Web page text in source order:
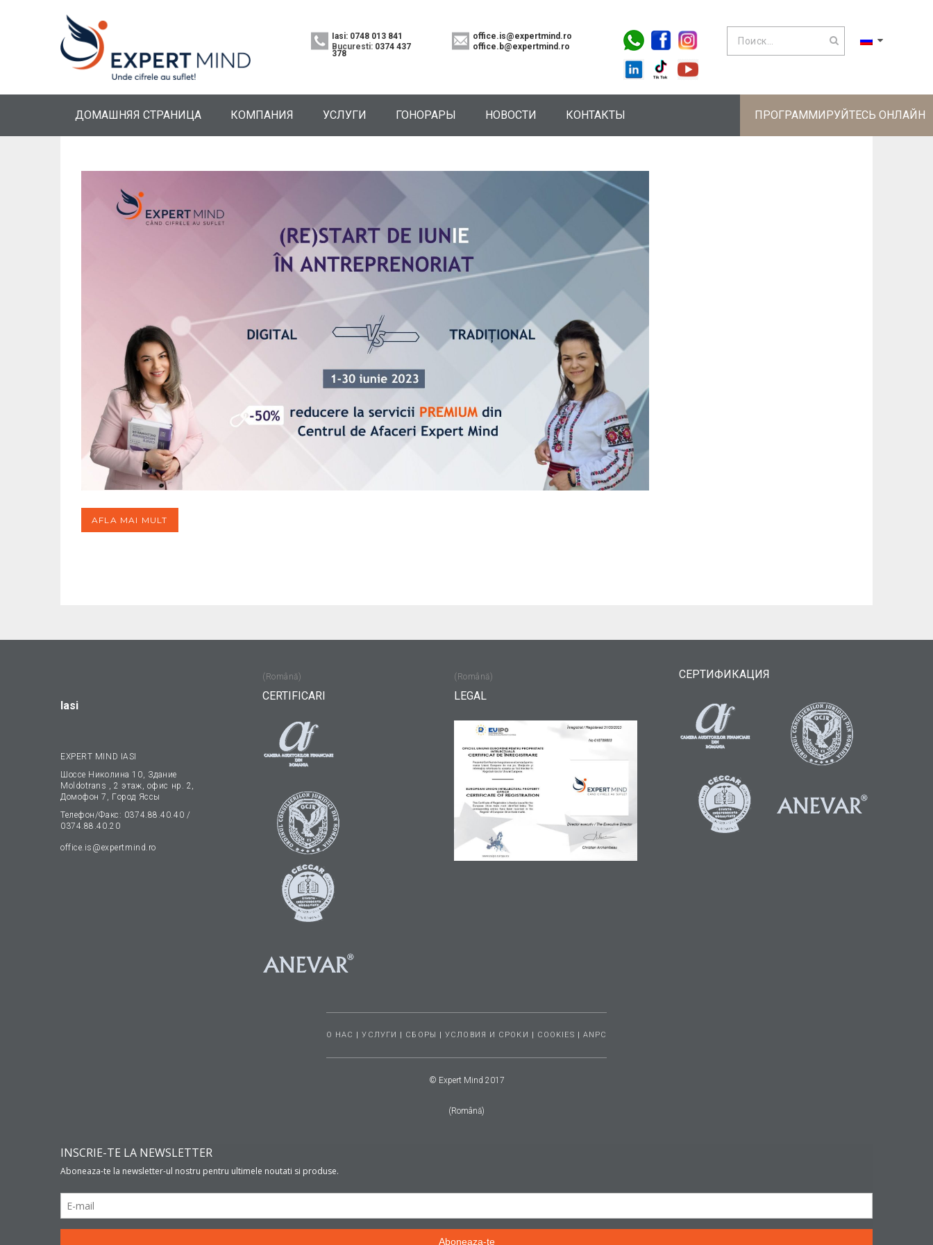
Iasi: 0748 013 841
Bucuresti: 0374 437
378
office.is@expertmind.ro
office.b@expertmind.ro
ДОМАШНЯЯ СТРАНИЦА КОМПАНИЯ УСЛУГИ ГОНОРАРЫ НОВОСТИ КОНТАКТЫ ПРОГРАММИРУЙТЕСЬ ОНЛАЙН
AFLA MAI MULT
Iasi
EXPERT MIND IASI
Шоссе Николина 10, Здание
Moldotrans , 2 этаж, офис нp. 2,
Домофон 7, Гopoд Яссы
Телефон/Факс: 0374.88.40.40 /
0374.88.40.20
office.is@expertmind.ro
(Română)
CERTIFICARI
(Română)
LEGAL
СЕРТИФИКАЦИЯ
О НАС |УСЛУГИ | СБОРЫ |УСЛОВИЯ И СРОКИ | COOKIES | ANPC
© Expert Mind 2017
(Română)